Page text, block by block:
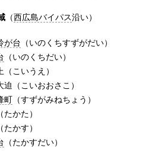
（西広島バイパス沿い）
が台 （いのくちすずがだい）
（いのくちだい）
（こいうえ）
迫（こいおおさこ）
町（すずがみねちょう）
たかた）
たかす）
（たかすだい）